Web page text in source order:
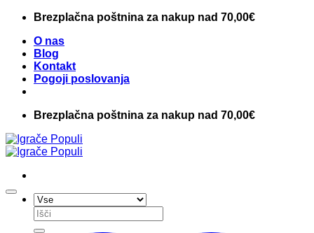
Skoči
vsebino
Brezplačna poštnina za nakup nad 70,00€
O nas
Blog
Kontakt
Pogoji poslovanja
Brezplačna poštnina za nakup nad 70,00€
Išči: